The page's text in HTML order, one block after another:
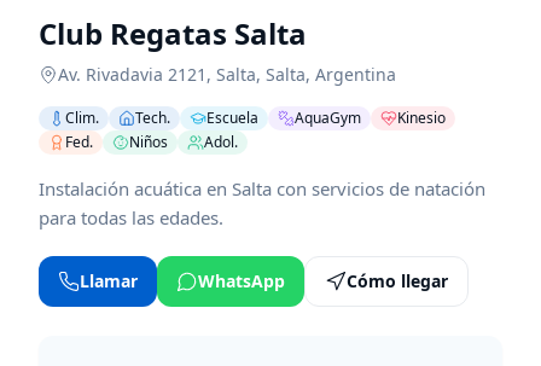
Club Regatas Salta
Av. Rivadavia 2121 , Salta, Salta, Argentina
Clim. Tech. Escuela AquaGym
Kinesio
Fed.
Niños Adol.
Instalación acuática en Salta con servicios de natación
para todas las edades.
Llamar WhatsApp Cómo llegar